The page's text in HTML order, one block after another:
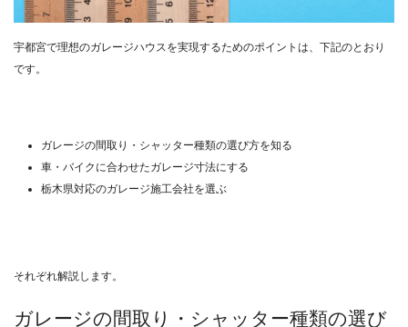
宇都宮で理想のガレージハウスを実現するためのポイントは、下記のとおり
です。
ガレージの間取り・シャッター種類の選び方を知る
車・バイクに合わせたガレージ寸法にする
栃木県対応のガレージ施工会社を選ぶ
それぞれ解説します。
ガレージの間取り・シャッター種類の選び